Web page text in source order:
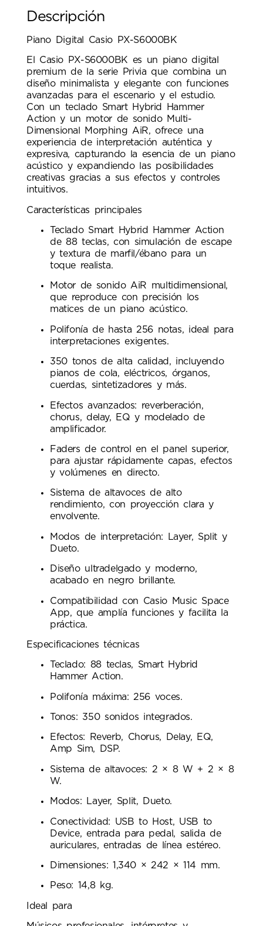
Descripción
Piano Digital Casio PX-S6000BK
El Casio PX-S6000BK es un piano digital
premium de la serie Privia que combina un
diseño minimalista y elegante con funciones
avanzadas para el escenario y el estudio.
Con un teclado Smart Hybrid Hammer
Action y un motor de sonido Multi-
Dimensional Morphing AiR, ofrece una
experiencia de interpretación auténtica y
expresiva, capturando la esencia de un piano
acústico y expandiendo las posibilidades
creativas gracias a sus efectos y controles
intuitivos.
Características principales
Teclado Smart Hybrid Hammer Action
de 88 teclas, con simulación de escape
y textura de marfil/ébano para un
toque realista.
Motor de sonido AiR multidimensional,
que reproduce con precisión los
matices de un piano acústico.
Polifonía de hasta 256 notas, ideal para
interpretaciones exigentes.
350 tonos de alta calidad, incluyendo
pianos de cola, eléctricos, órganos,
cuerdas, sintetizadores y más.
Efectos avanzados: reverberación,
chorus, delay, EQ y modelado de
amplificador.
Faders de control en el panel superior,
para ajustar rápidamente capas, efectos
y volúmenes en directo.
Sistema de altavoces de alto
rendimiento, con proyección clara y
envolvente.
Modos de interpretación: Layer, Split y
Dueto.
Diseño ultradelgado y moderno,
acabado en negro brillante.
Compatibilidad con Casio Music Space
App, que amplía funciones y facilita la
práctica.
Especificaciones técnicas
Teclado: 88 teclas, Smart Hybrid
Hammer Action.
Polifonía máxima: 256 voces.
Tonos: 350 sonidos integrados.
Efectos: Reverb, Chorus, Delay, EQ,
Amp Sim, DSP.
Sistema de altavoces: 2 × 8 W + 2 × 8
W.
Modos: Layer, Split, Dueto.
Conectividad: USB to Host, USB to
Device, entrada para pedal, salida de
auriculares, entradas de línea estéreo.
Dimensiones: 1,340 × 242 × 114 mm.
Peso: 14,8 kg.
Ideal para